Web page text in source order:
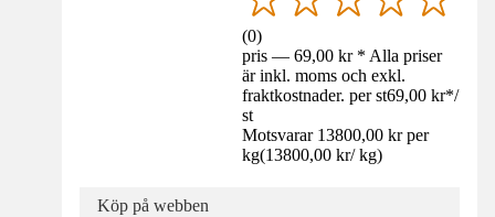
(0)
pris — 69,00 kr * Alla priser
är inkl. moms och exkl.
fraktkostnader. per st69,00 kr*/
st
Motsvarar 13800,00 kr per
kg(13800,00 kr/ kg)
Köp på webben